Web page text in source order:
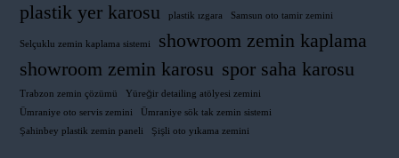
plastik yer karosu plastik ızgara Samsun oto tamir zemini
Selçuklu zemin kaplama sistemi
showroom zemin kaplama
showroom zemin karosu spor saha karosu
Trabzon zemin çözümü
Yüreğir detailing atölyesi zemini
Ümraniye oto servis zemini
Ümraniye sök tak zemin sistemi
Şahinbey plastik zemin paneli
Şişli oto yıkama zemini